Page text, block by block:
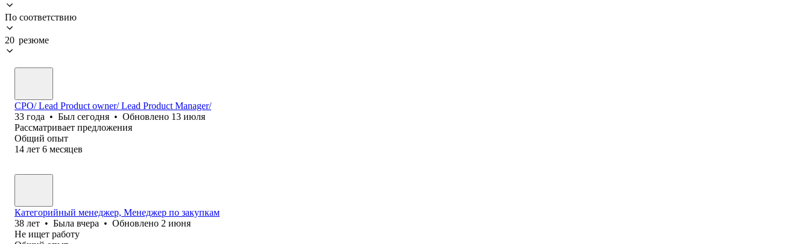
По соответствию
20 резюме
CPO/ Lead Product owner/ Lead Product Manager/
33 года • Был сегодня • Обновлено 13 июля
Рассматривает предложения
Общий опыт
14 лет 6 месяцев
Категорийный менеджер, Менеджер по закупкам
38 лет • Была вчера • Обновлено 2 июня
Не ищет работу